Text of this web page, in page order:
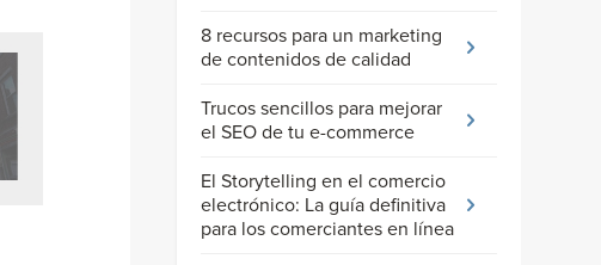
8 recursos para un marketing
de contenidos de calidad
Trucos sencillos para mejorar
el SEO de tu e-commerce
El Storytelling en el comercio
electrónico: La guía definitiva
para los comerciantes en línea